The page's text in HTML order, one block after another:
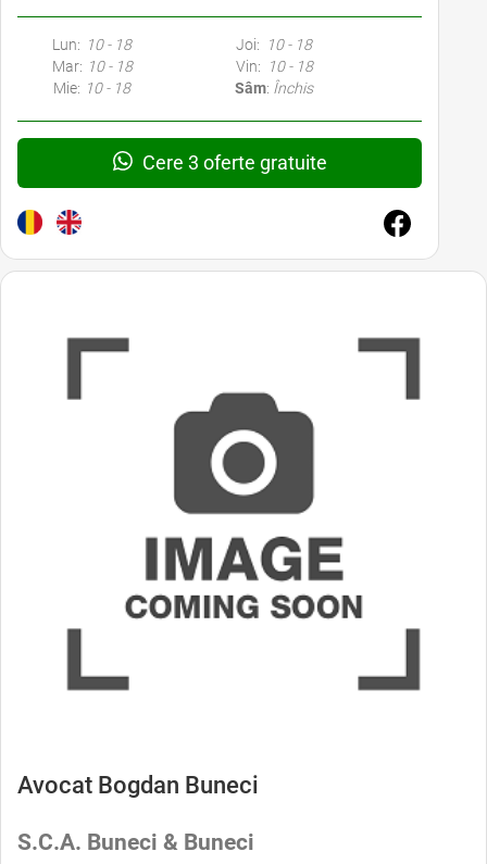
Lun: 10 - 18
Mar: 10 - 18
Mie: 10 - 18
Joi:
10 - 18
Vin:
10 - 18
Sâm: Închis
Cere 3 oferte gratuite
Avocat Bogdan Buneci
S.C.A. Buneci & Buneci